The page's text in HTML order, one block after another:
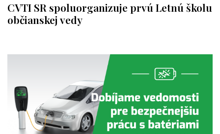
CVTI SR spoluorganizuje prvú Letnú školu
občianskej vedy